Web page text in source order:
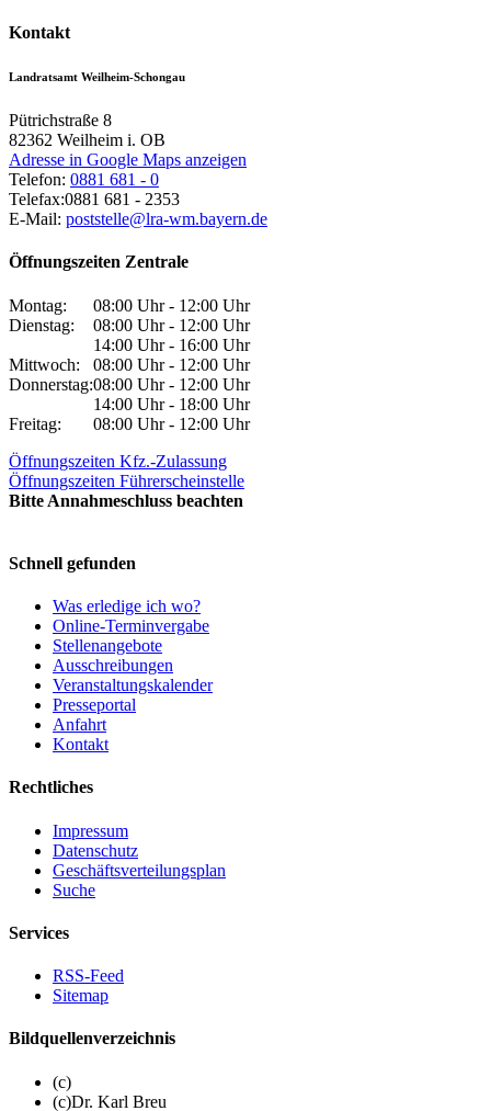
Kontakt
Landratsamt Weilheim-Schongau
Pütrichstraße 8
82362 Weilheim i. OB
Adresse in Google Maps anzeigen
Telefon: 0881 681 - 0
Telefax:0881 681 - 2353
E-Mail: poststelle@lra-wm.bayern.de
Öffnungszeiten Zentrale
Montag:
08:00 Uhr - 12:00 Uhr
Dienstag:
08:00 Uhr - 12:00 Uhr
14:00 Uhr - 16:00 Uhr
Mittwoch:
08:00 Uhr - 12:00 Uhr
Donnerstag:08:00 Uhr - 12:00 Uhr
14:00 Uhr - 18:00 Uhr
Freitag:
08:00 Uhr - 12:00 Uhr
Öffnungszeiten Kfz.-Zulassung
Öffnungszeiten Führerscheinstelle
Bitte Annahmeschluss beachten
Schnell gefunden
Was erledige ich wo?
Online-Terminvergabe
Stellenangebote
Ausschreibungen
Veranstaltungskalender
Presseportal
Anfahrt
Kontakt
Rechtliches
Impressum
Datenschutz
Geschäftsverteilungsplan
Suche
Services
RSS-Feed
Sitemap
Bildquellenverzeichnis
(c)
(c)Dr. Karl Breu